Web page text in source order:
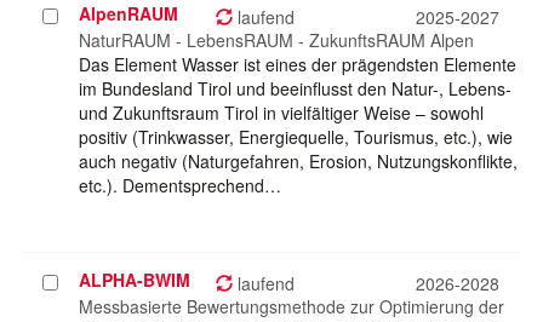
Projekt
auswählen
AlpenRAUM laufend
2025-2027
NaturRAUM - LebensRAUM - ZukunftsRAUM Alpen
Das Element Wasser ist eines der prägendsten Elemente
im Bundesland Tirol und beeinflusst den Natur-, Lebens-
und Zukunftsraum Tirol in vielfältiger Weise – sowohl
positiv (Trinkwasser, Energiequelle, Tourismus, etc.), wie
auch negativ (Naturgefahren, Erosion, Nutzungskonflikte,
etc.). Dementsprechend…
Projekt
auswählen
ALPHA-BWIM laufend
2026-2028
Messbasierte Bewertungsmethode zur Optimierung der